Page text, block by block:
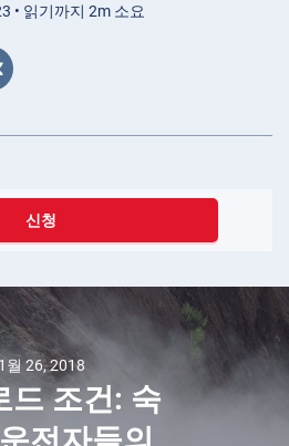
• 읽기까지 2m 소요
신청
1월 26, 2018
드 조건: 숙